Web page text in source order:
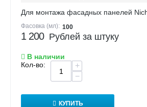
Для монтажа фасадных панелей
Фасовка (мл): 100
1 200 Рублей за штуку
В наличии
Кол-во:
+
−
КУПИТЬ